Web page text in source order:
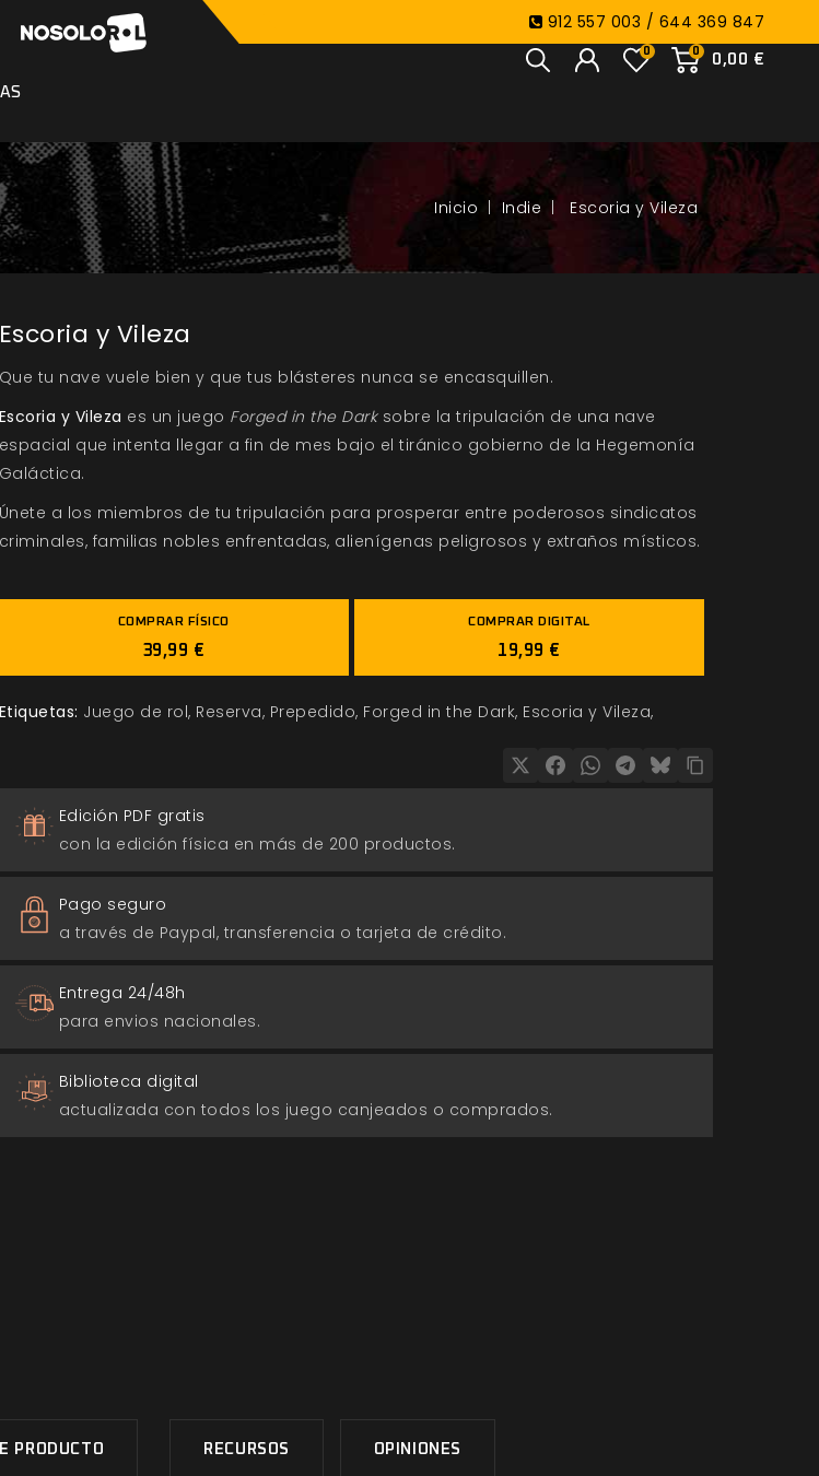
912 557 003 / 644 369 847
0
0,00 €
0
Indie Escoria y Vileza
Escoria y Vileza
Que tu nave vuele bien y que tus blásteres nunca se encasquillen.
Escoria y Vileza es un juego Forged in the Darksobre la tripulación de una nave
espacial que intenta llegar a fin de mes bajo el tiránico gobierno de la Hegemonía
Galáctica.
Únete a los miembros de tu tripulación para prosperar entre poderosos sindicatos
criminales, familias nobles enfrentadas, alienígenas peligrosos y extraños místicos.
COMPRAR FÍSICO
39,99 €
COMPRAR DIGITAL
19,99 €
Etiquetas: Juego de rol Reserva Prepedido Forged in the Dark Escoria y Vileza
Edición PDF gratis
con la edición física en más de 200 productos.
Pago seguro
a través de Paypal, transferencia o tarjeta de crédito.
Entrega 24/48h
para envios nacionales.
Biblioteca digital
actualizada con todos los juego canjeados o comprados.
PRODUCTO RECURSOS OPINIONES